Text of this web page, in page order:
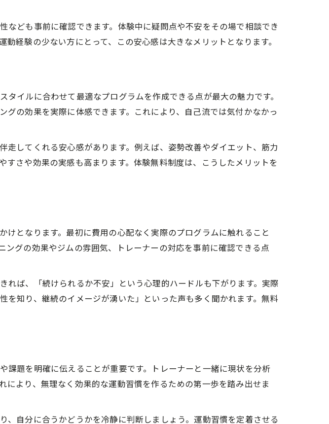
ども事前に確認できます。体験中に疑問点や不安をその場で相談でき
経験の少ない方にとって、この安心感は大きなメリットとなります。
イルに合わせて最適なプログラムを作成できる点が最大の魅力です。
の効果を実際に体感できます。これにより、自己流では気付かなかっ
してくれる安心感があります。例えば、姿勢改善やダイエット、筋力
さや効果の実感も高まります。体験無料制度は、こうしたメリットを
となります。最初に費用の心配なく実際のプログラムに触れること
グの効果やジムの雰囲気、トレーナーの対応を事前に確認できる点
ば、「続けられるか不安」という心理的ハードルも下がります。実際
知り、継続のイメージが湧いた」といった声も多く聞かれます。無料
題を明確に伝えることが重要です。トレーナーと一緒に現状を分析
より、無理なく効果的な運動習慣を作るための第一歩を踏み出せま
自分に合うかどうかを冷静に判断しましょう。運動習慣を定着させる